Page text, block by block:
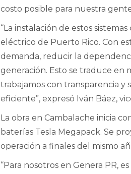
costo posible para nuestra
“La instalación de estos
eléctrico de Puerto Rico. Con
demanda, reducir la
generación. Esto se traduce en
trabajamos con transparencia
eficiente”, expresó Iván Báez,
La obra en Cambalache inicia
baterías Tesla Megapack. Se
operación a finales del mismo
“Para nosotros en Genera PR,